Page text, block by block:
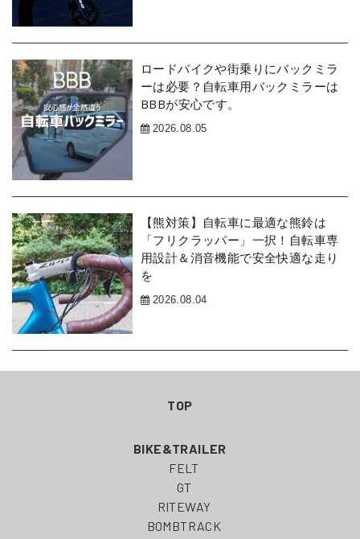
ロードバイクや街乗りにバックミラ
ーは必要？自転車用バックミラーは
BBBが安心です。
2026.08.05
【熊対策】自転車に最適な熊鈴は
「フリクラッパー」一択！自転車専
用設計＆消音機能で安全快適な走り
を
2026.08.04
TOP
BIKE&TRAILER
FELT
GT
RITEWAY
BOMBTRACK